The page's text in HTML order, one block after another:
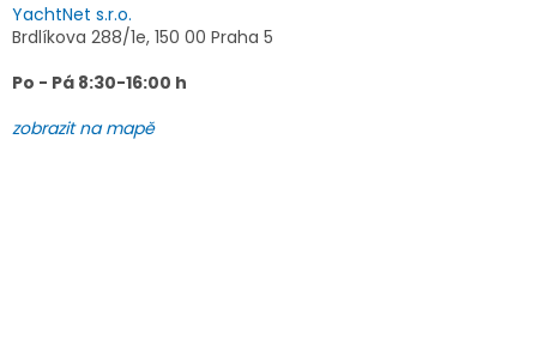
YachtNet s.r.o.
Brdlíkova 288/1e, 150 00 Praha 5
Po - Pá 8:30-16:00 h
zobrazit na mapě